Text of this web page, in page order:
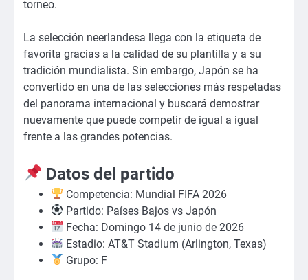
torneo.
La selección neerlandesa llega con la etiqueta de
favorita gracias a la calidad de su plantilla y a su
tradición mundialista. Sin embargo, Japón se ha
convertido en una de las selecciones más respetadas
del panorama internacional y buscará demostrar
nuevamente que puede competir de igual a igual
frente a las grandes potencias.
Datos del partido
Competencia: Mundial FIFA 2026
Partido: Países Bajos vs Japón
Fecha: Domingo 14 de junio de 2026
Estadio: AT&T Stadium (Arlington, Texas)
Grupo: F